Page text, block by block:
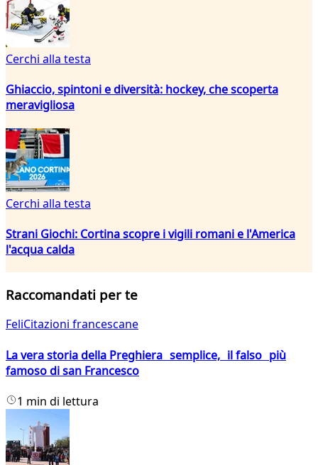
Cerchi alla testa
Ghiaccio, spintoni e diversità: hockey, che scoperta
meravigliosa
Cerchi alla testa
Strani Giochi: Cortina scopre i vigili romani e l'America
l'acqua calda
Raccomandati per te
FeliCitazioni francescane
La vera storia della Preghiera semplice, il falso più
famoso di san Francesco
1 min di lettura